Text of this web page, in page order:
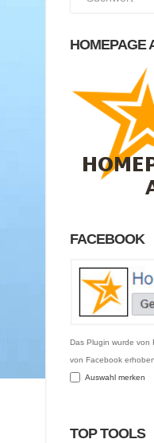
HOMEPAGE
FACEBOOK
Das Plugin wurde
von Facebook
Auswahl merken
TOP TOOLS